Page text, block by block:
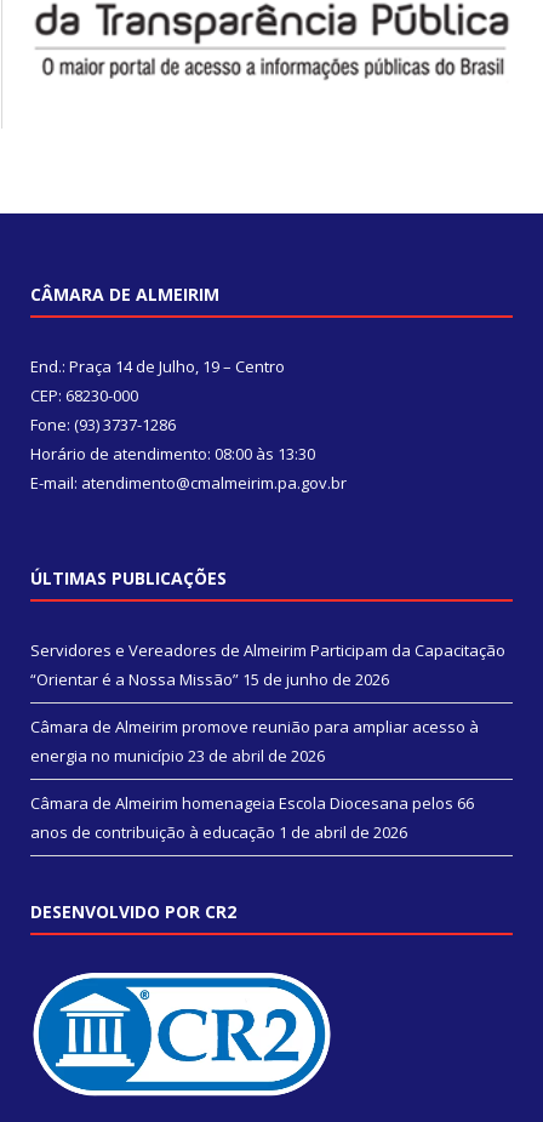
CÂMARA DE ALMEIRIM
End.: Praça 14 de Julho, 19 – Centro
CEP: 68230-000
Fone: (93) 3737-1286
Horário de atendimento: 08:00 às 13:30
E-mail: atendimento@cmalmeirim.pa.gov.br
ÚLTIMAS PUBLICAÇÕES
Servidores e Vereadores de Almeirim Participam da Capacitação
“Orientar é a Nossa Missão” 15 de junho de 2026
Câmara de Almeirim promove reunião para ampliar acesso à
energia no município 23 de abril de 2026
Câmara de Almeirim homenageia Escola Diocesana pelos 66
anos de contribuição à educação 1 de abril de 2026
DESENVOLVIDO POR CR2